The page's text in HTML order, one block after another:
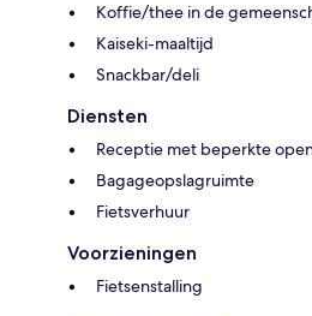
Koffie/thee in de
Kaiseki-maaltijd
Snackbar/deli
Diensten
Receptie met beperkte
Bagageopslagruimte
Fietsverhuur
Voorzieningen
Fietsenstalling